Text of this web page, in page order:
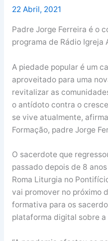
22 Abril, 2021
Padre Jorge Ferreira é o
programa de Rádio Igreja
A piedade popular é um
aproveitado para uma
revitalizar as
o antídoto contra o
se vive atualmente,
Formação, padre Jorge
O sacerdote que
passado depois de 8
Roma Liturgia no
vai promover no próximo
formativa para os
plataforma digital sobre a